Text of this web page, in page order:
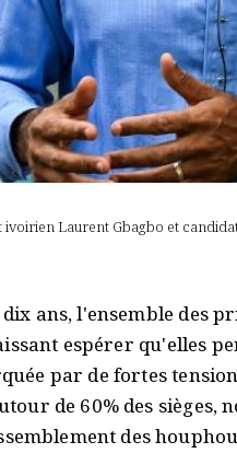
Laurent Gbagbo et
ans, l'ensemble des
espérer qu'elles
par de fortes
de 60% des sièges,
des